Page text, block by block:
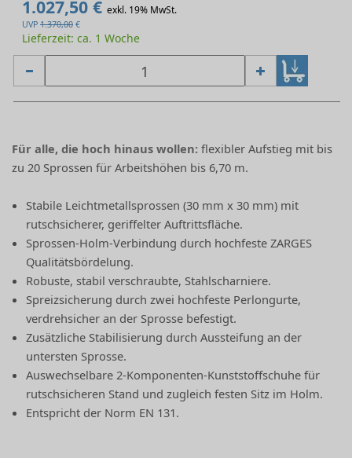
1.027,50 € exkl. 19% MwSt.
UVP 1.370,00 €
Lieferzeit: ca. 1 Woche
Für alle, die hoch hinaus wollen:flexibler Aufstieg mit bis
zu 20 Sprossen für Arbeitshöhen bis 6,70 m.
Stabile Leichtmetallsprossen (30 mm x 30 mm) mit
rutschsicherer, geriffelter Auftrittsfläche.
Sprossen-Holm-Verbindung durch hochfeste ZARGES
Qualitätsbördelung.
Robuste, stabil verschraubte, Stahlscharniere.
Spreizsicherung durch zwei hochfeste Perlongurte,
verdrehsicher an der Sprosse befestigt.
Zusätzliche Stabilisierung durch Aussteifung an der
untersten Sprosse.
Auswechselbare 2-Komponenten-Kunststoffschuhe für
rutschsicheren Stand und zugleich festen Sitz im Holm.
Entspricht der Norm EN 131.